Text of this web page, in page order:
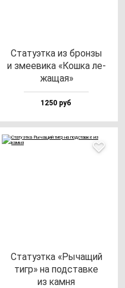
Ста­ту­эт­ка из брон­зы
и зме­еви­ка «Кош­ка ле­
жа­щая»
1250 руб
Ста­ту­эт­ка «Рыча­щий
тигр» на под­став­ке
из кам­ня